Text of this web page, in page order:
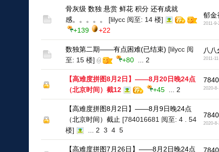
骨灰级 数独 悬赏 鲜花 积分 还有成就
感。。。。。
[lilycc 阅至: 14 楼]
+139
+22
郁金
2011-9-
数独第二期——有点困难(已结束) [lilycc 阅
至: 15 楼]
+80 2
八八
2011-
【高难度拼图8月2日】——8月20日晚24点
（北京时间）截12
+45 2 2020-
【高难度拼图8月2日】——8月9日晚24点
（北京时间）截止 [784016681 阅至: 4 . 54
楼]
2 3 4 5
2020-8-
【高难度拼图7月26日】——8月2日晚24点